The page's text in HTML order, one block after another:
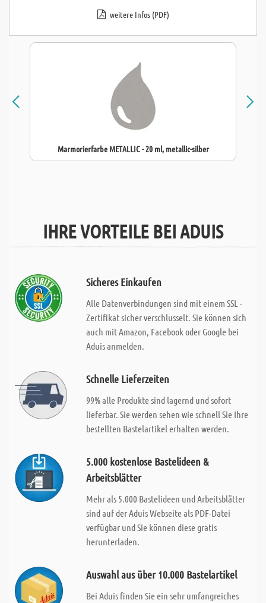
weitere Infos (PDF)
Marmorierfarbe METALLIC - 20 ml, metallic-silber
IHRE VORTEILE BEI ADUIS
Sicheres Einkaufen
Alle Datenverbindungen sind mit einem SSL -
Zertifikat sicher verschlusselt. Sie können sich
auch mit Amazon, Facebook oder Google bei
Aduis anmelden.
Schnelle Lieferzeiten
99% alle Produkte sind lagernd und sofort
lieferbar. Sie werden sehen wie schnell Sie Ihre
bestellten Bastelartikel erhalten werden.
5.000 kostenlose Bastelideen &
Arbeitsblätter
Mehr als 5.000 Bastelideen und Arbeitsblätter
sind auf der Aduis Webseite als PDF-Datei
verfügbar und Sie können diese gratis
herunterladen.
Auswahl aus über 10.000 Bastelartikel
Bei Aduis finden Sie ein sehr umfangreiches